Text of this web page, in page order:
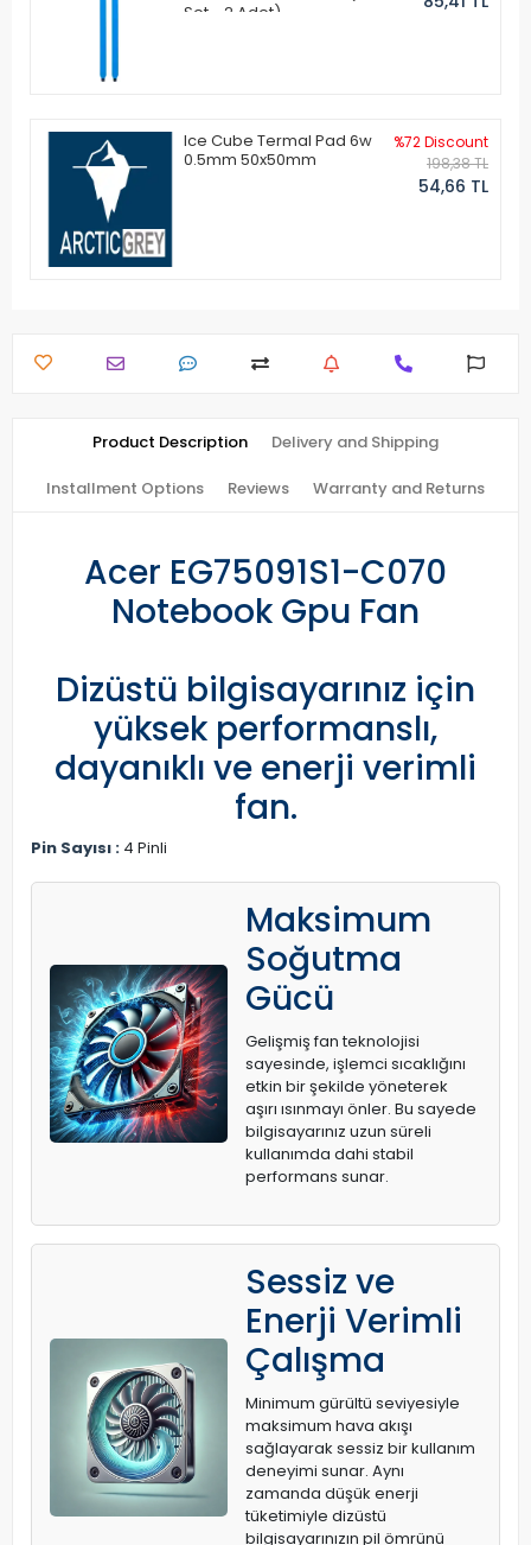
Set - 2 Adet)
Ice Cube Termal Pad 6w
0.5mm 50x50mm
%72 Discount
198,38 TL
54,66 TL
Product Description Delivery and Shipping
Installment Options Reviews Warranty and Returns
Acer EG75091S1-C070
Notebook Gpu Fan
Dizüstü bilgisayarınız için
yüksek performanslı,
dayanıklı ve enerji verimli
fan.
Pin Sayısı : 4 Pinli
Maksimum
Soğutma
Gücü
Gelişmiş fan teknolojisi
sayesinde, işlemci sıcaklığını
etkin bir şekilde yöneterek
aşırı ısınmayı önler. Bu sayede
bilgisayarınız uzun süreli
kullanımda dahi stabil
performans sunar.
Sessiz ve
Enerji Verimli
Çalışma
Minimum gürültü seviyesiyle
maksimum hava akışı
sağlayarak sessiz bir kullanım
deneyimi sunar. Aynı
zamanda düşük enerji
tüketimiyle dizüstü
bilgisayarınızın pil ömrünü